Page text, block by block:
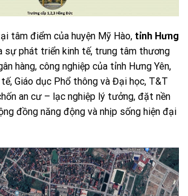
tâm điểm của huyện Mỹ Hào, tỉnh Hưng
sự phát triển kinh tế, trung tâm thương
hàng, công nghiệp của tỉnh Hưng Yên,
Giáo dục Phổ thông và Đại học, T&T
an cư – lạc nghiệp lý tưởng, đặt nền
đồng năng động và nhịp sống hiện đại